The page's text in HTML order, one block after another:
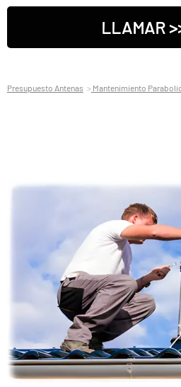
LLAMAR
Presupuesto Antenas Mantenimiento